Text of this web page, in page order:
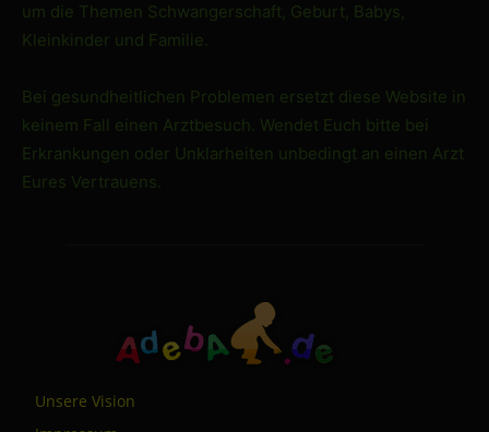
um die Themen Schwangerschaft, Geburt, Babys,
Kleinkinder und Familie.
Bei gesundheitlichen Problemen ersetzt diese Website in
keinem Fall einen Arztbesuch. Wendet Euch bitte bei
Erkrankungen oder Unklarheiten unbedingt an einen Arzt
Eures Vertrauens.
Unsere Vision